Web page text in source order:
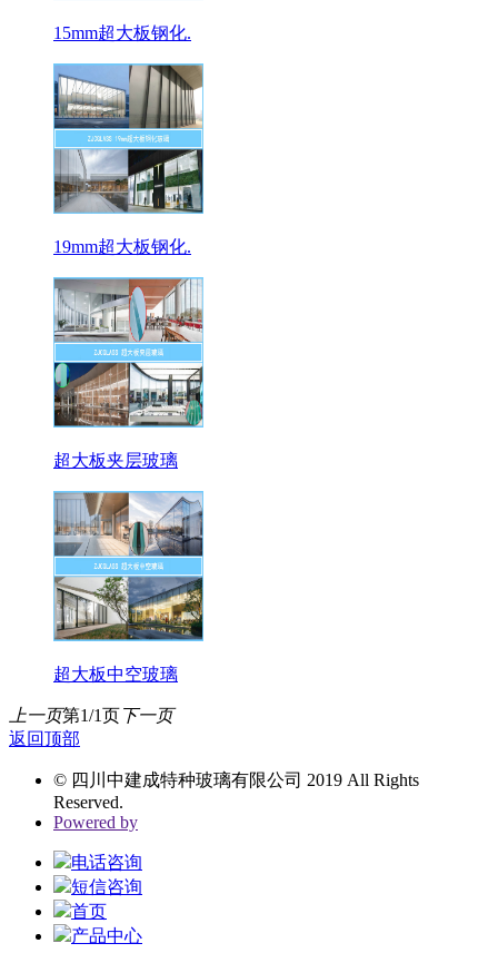
15mm超大板钢化.
19mm超大板钢化.
超大板夹层玻璃
超大板中空玻璃
上一页第1/1页下一页
返回顶部
© 四川中建成特种玻璃有限公司 2019 All Rights
Reserved.
Powered by
电话咨询
短信咨询
首页
产品中心